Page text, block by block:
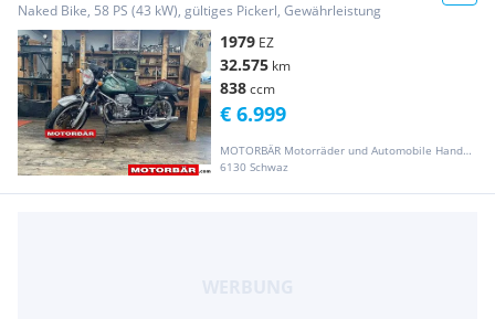
Naked Bike, 58 PS (43 kW), gültiges Pickerl, Gewährleistung
1979 EZ
32.575 km
838ccm
MOTORBÄR Motorräder und Automobile Handelsgesellschaft m.b.H.
6130 Schwaz
€ 6.999